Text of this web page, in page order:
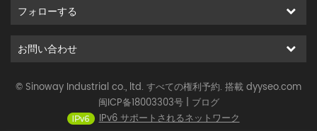
フォローする
お問い合わせ
© Sinoway Industrial co., ltd. すべての権利予約. 搭載dyyseo.com
闽ICP备18003303号| ブログ
IPv6 サポートされるネットワーク